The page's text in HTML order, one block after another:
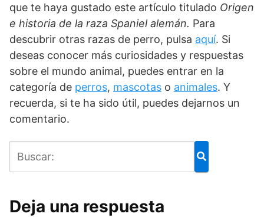
que te haya gustado este artículo titulado Origen
e historia de la raza Spaniel alemán. Para
descubrir otras razas de perro, pulsa aquí. Si
deseas conocer más curiosidades y respuestas
sobre el mundo animal, puedes entrar en la
categoría de perros, mascotas o animales. Y
recuerda, si te ha sido útil, puedes dejarnos un
comentario.
Deja una respuesta